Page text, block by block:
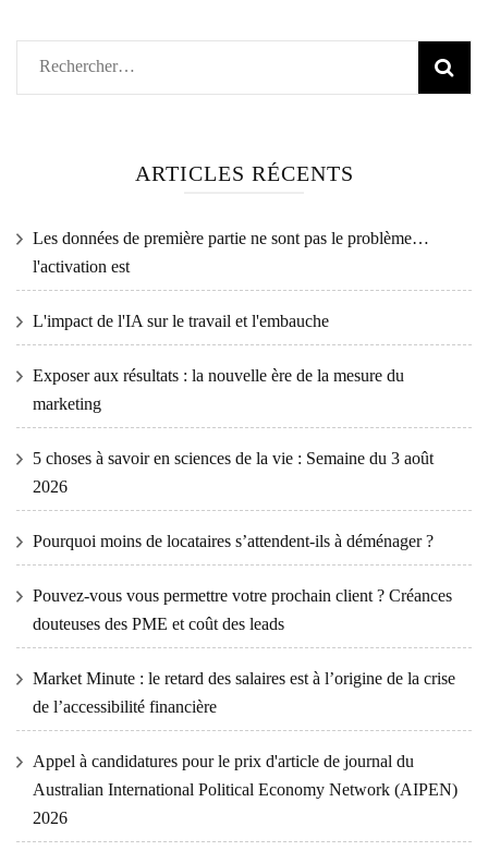
Rechercher :
ARTICLES RÉCENTS
Les données de première partie ne sont pas le problème…
l'activation est
L'impact de l'IA sur le travail et l'embauche
Exposer aux résultats : la nouvelle ère de la mesure du
marketing
5 choses à savoir en sciences de la vie : Semaine du 3 août
2026
Pourquoi moins de locataires s’attendent-ils à déménager ?
Pouvez-vous vous permettre votre prochain client ? Créances
douteuses des PME et coût des leads
Market Minute : le retard des salaires est à l’origine de la crise
de l’accessibilité financière
Appel à candidatures pour le prix d'article de journal du
Australian International Political Economy Network (AIPEN)
2026